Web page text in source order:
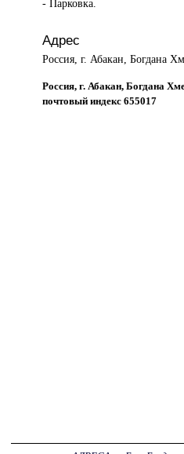
- Парковка.
Адрес
Россия, г. Абакан, Богдана
Россия, г. Абакан, Богдана
почтовый индекс 655017